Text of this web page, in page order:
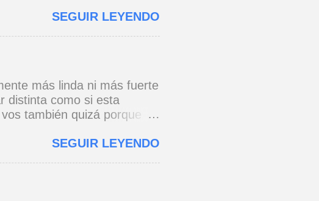
para un tranvía que
SEGUIR LEYENDO
más linda ni más fuerte
distinta como si esta
también quizá porque
sobre las almohadas de
que tu rostro me mira
SEGUIR LEYENDO